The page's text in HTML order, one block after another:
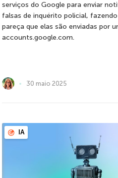
serviços do Google para enviar
falsas de inquérito policial,
pareça que elas são enviadas por
accounts.google.com.
30 maio 2025
IA